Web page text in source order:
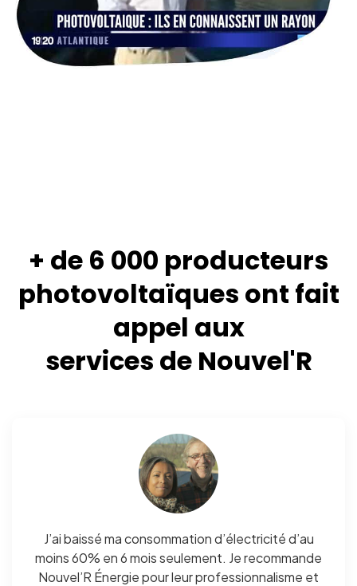
+ de 6 000 producteurs
photovoltaïques ont fait
appel aux
services de Nouvel'R
J’ai baissé ma consommation d’électricité d’au
moins 60% en 6 mois seulement. Je recommande
Nouvel’R Énergie pour leur professionnalisme et